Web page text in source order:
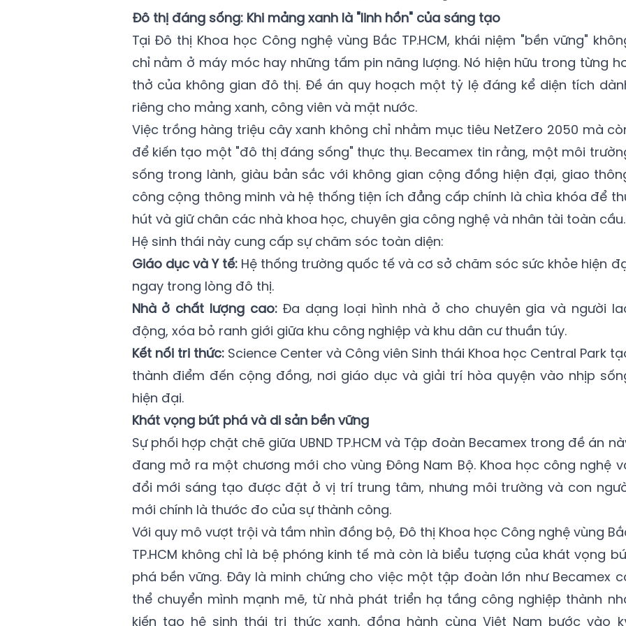
Đô thị đáng sống: Khi mảng xanh là "linh hồn" của sáng tạo
Tại Đô thị Khoa học Công nghệ vùng Bắc TP.HCM, khái niệm "bền vững"
chỉ nằm ở máy móc hay những tấm pin năng lượng. Nó hiện hữu trong từng
thở của không gian đô thị. Đề án quy hoạch một tỷ lệ đáng kể diện tích
riêng cho mảng xanh, công viên và mặt nước.
Việc trồng hàng triệu cây xanh không chỉ nhằm mục tiêu NetZero 2050 mà
để kiến tạo một "đô thị đáng sống" thực thụ. Becamex tin rằng, một môi
sống trong lành, giàu bản sắc với không gian cộng đồng hiện đại, giao
công cộng thông minh và hệ thống tiện ích đẳng cấp chính là chìa khóa để
hút và giữ chân các nhà khoa học, chuyên gia công nghệ và nhân tài toàn cầu.
Hệ sinh thái này cung cấp sự chăm sóc toàn diện:
Giáo dục và Y tế:Hệ thống trường quốc tế và cơ sở chăm sóc sức khỏe hiện
ngay trong lòng đô thị.
Nhà ở chất lượng cao:Đa dạng loại hình nhà ở cho chuyên gia và người
động, xóa bỏ ranh giới giữa khu công nghiệp và khu dân cư thuần túy.
Kết nối tri thức:Science Center và Công viên Sinh thái Khoa học Central Park
thành điểm đến cộng đồng, nơi giáo dục và giải trí hòa quyện vào nhịp
hiện đại.
Khát vọng bứt phá và di sản bền vững
Sự phối hợp chặt chẽ giữa UBND TP.HCM và Tập đoàn Becamex trong đề án
đang mở ra một chương mới cho vùng Đông Nam Bộ. Khoa học công nghệ
đổi mới sáng tạo được đặt ở vị trí trung tâm, nhưng môi trường và con
mới chính là thước đo của sự thành công.
Với quy mô vượt trội và tầm nhìn đồng bộ, Đô thị Khoa học Công nghệ vùng
TP.HCM không chỉ là bệ phóng kinh tế mà còn là biểu tượng của khát vọng
phá bền vững. Đây là minh chứng cho việc một tập đoàn lớn như Becamex
thể chuyển mình mạnh mẽ, từ nhà phát triển hạ tầng công nghiệp thành
kiến tạo hệ sinh thái tri thức xanh, đồng hành cùng Việt Nam bước vào